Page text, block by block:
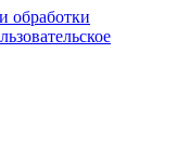
обработки